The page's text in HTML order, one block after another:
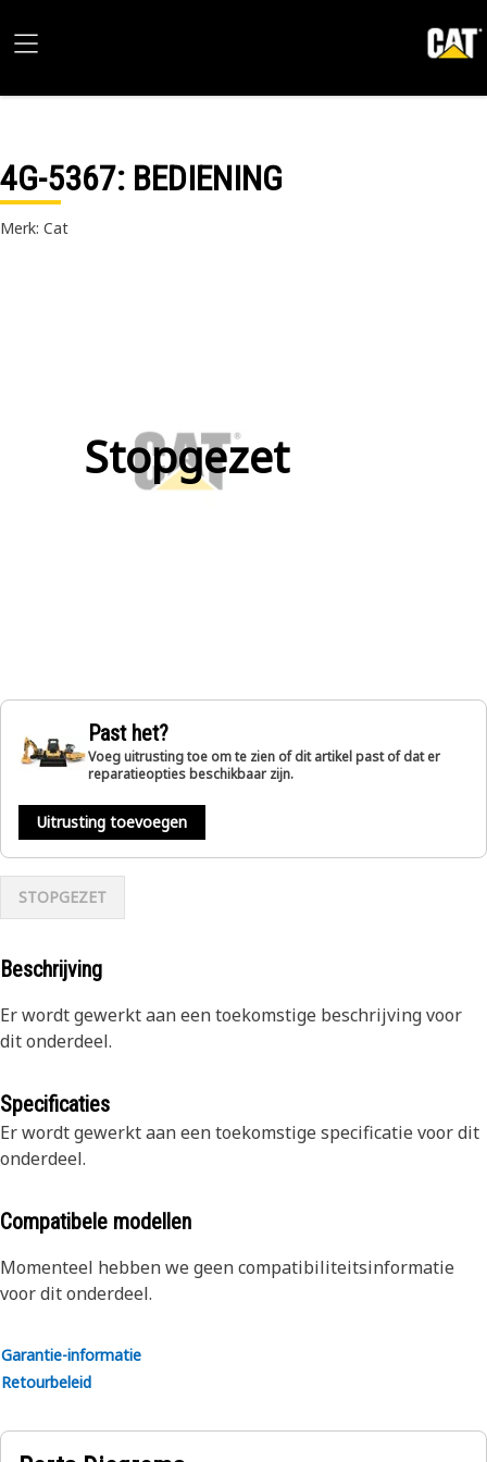
4G-5367: BEDIENING
Merk: Cat
Stopgezet
Past het?
Voeg uitrusting toe om te zien of dit artikel past of dat er
reparatieopties beschikbaar zijn.
Uitrusting toevoegen
STOPGEZET
Beschrijving
Er wordt gewerkt aan een toekomstige beschrijving voor
dit onderdeel.
Specificaties
Er wordt gewerkt aan een toekomstige specificatie voor dit
onderdeel.
Compatibele modellen
Momenteel hebben we geen compatibiliteitsinformatie
voor dit onderdeel.
Garantie-informatie
Retourbeleid